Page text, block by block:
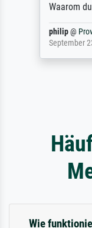
Waarom
philip@
September
Wie